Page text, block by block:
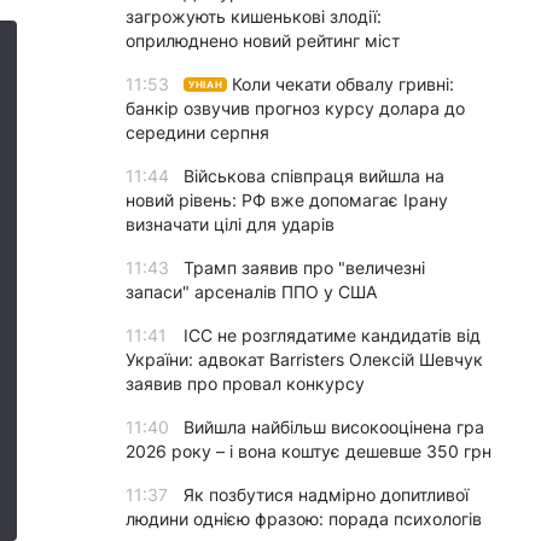
загрожують кишенькові злодії:
оприлюднено новий рейтинг міст
11:53 УНІАН
Коли чекати обвалу гривні:
банкір озвучив прогноз курсу долара до
середини серпня
11:44
Військова співпраця вийшла на
новий рівень: РФ вже допомагає Ірану
визначати цілі для ударів
11:43
Трамп заявив про "величезні
запаси" арсеналів ППО у США
11:41
ICC не розглядатиме кандидатів від
України: адвокат Barristers Олексій Шевчук
заявив про провал конкурсу
11:40
Вийшла найбільш високооцінена гра
2026 року – і вона коштує дешевше 350 грн
11:37
Як позбутися надмірно допитливої
людини однією фразою: порада психологів